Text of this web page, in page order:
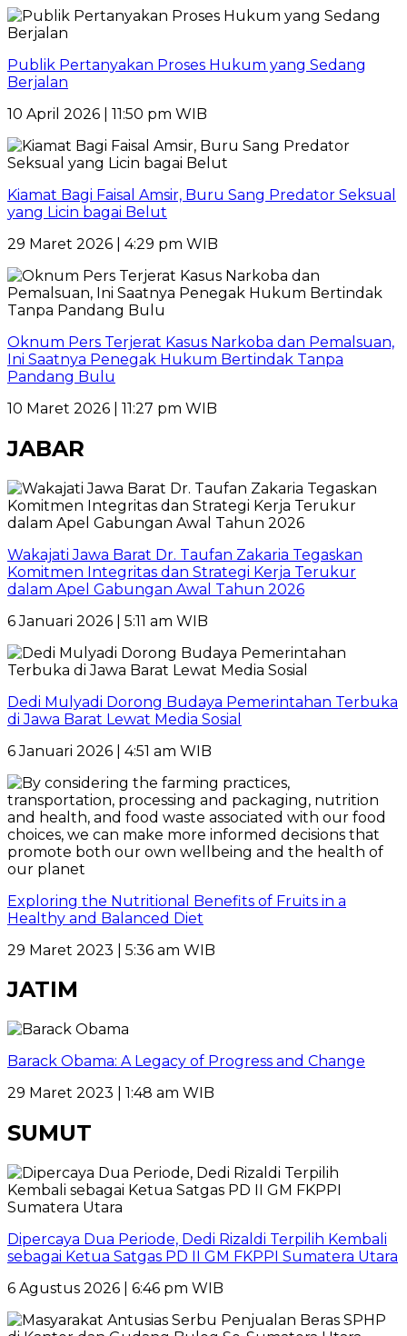
Publik Pertanyakan Proses Hukum yang Sedang
Berjalan
10 April 2026 | 11:50 pm WIB
Kiamat Bagi Faisal Amsir, Buru Sang Predator Seksual
yang Licin bagai Belut
29 Maret 2026 | 4:29 pm WIB
Oknum Pers Terjerat Kasus Narkoba dan Pemalsuan,
Ini Saatnya Penegak Hukum Bertindak Tanpa
Pandang Bulu
10 Maret 2026 | 11:27 pm WIB
JABAR
Wakajati Jawa Barat Dr. Taufan Zakaria Tegaskan
Komitmen Integritas dan Strategi Kerja Terukur
dalam Apel Gabungan Awal Tahun 2026
6 Januari 2026 | 5:11 am WIB
Dedi Mulyadi Dorong Budaya Pemerintahan Terbuka
di Jawa Barat Lewat Media Sosial
6 Januari 2026 | 4:51 am WIB
Exploring the Nutritional Benefits of Fruits in a
Healthy and Balanced Diet
29 Maret 2023 | 5:36 am WIB
JATIM
Barack Obama: A Legacy of Progress and Change
29 Maret 2023 | 1:48 am WIB
SUMUT
Dipercaya Dua Periode, Dedi Rizaldi Terpilih Kembali
sebagai Ketua Satgas PD II GM FKPPI Sumatera Utara
6 Agustus 2026 | 6:46 pm WIB